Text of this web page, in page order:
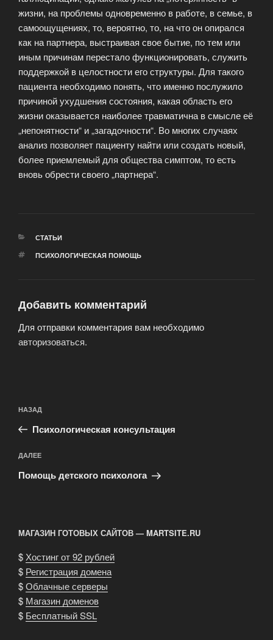
жизни, на проблемы одновременно в работе, в семье, в
самоощущениях, то, вероятно, то, на что он опирался
как на партнера, выстраивая свое бытие, по тем или
иным причинам перестало функционировать, служить
поддержкой в целостности его структуры. Для такого
пациента необходимо понять, что именно послужило
причиной ухудшения состояния, какая область его
жизни оказывается наиболее травматична в смысле её
„непонятности“ и „загадочности“. Во многих случаях
анализ позволяет пациенту найти или создать новый,
более приемлемый для общества симптом, то есть
вновь обрести своего „партнера“.
РУБРИКИ
СТАТЬИ
МЕТКИ
ПСИХОЛОГИЧЕСКАЯ ПОМОЩЬ
Добавить комментарий
Для отправки комментария вам необходимо
авторизоваться.
по
записям
Предыдущая
запись:
НАЗАД
Психологическая консультация
Следующая
запись
ДАЛЕЕ
Помощь детского психолога
МАГАЗИН ГОТОВЫХ САЙТОВ — MARTSITE.RU
$ Хостинг от 92 рублей
$ Регистрация домена
$Облачные серверы
$ Магазин доменов
$ Бесплатный SSL